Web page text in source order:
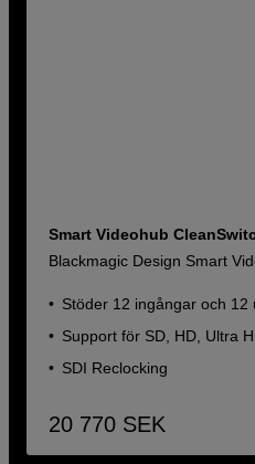
Smart Videohub
Blackmagic Design Smart
Stöder 12 ingångar och 12
Support för SD, HD, Ultra
SDI Reclocking
20 770 SEK